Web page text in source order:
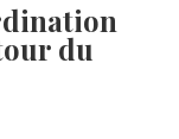
du